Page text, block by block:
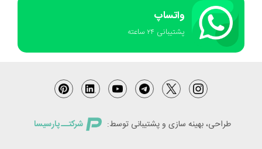
واتساپ
پشتیبانی ٢۴ ساعته
طراحی، بهینه سازی و پشتیبانی توسط: شرکتــ پارسیسا